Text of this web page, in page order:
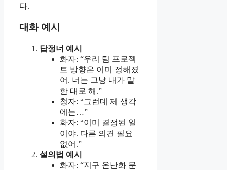
다.
대화 예시
답정너 예시
화자: “우리 팀 프로젝
트 방향은 이미 정해졌
어. 너는 그냥 내가 말
한 대로 해.”
청자: “그런데 제 생각
에는…”
화자: “이미 결정된 일
이야. 다른 의견 필요
없어.”
설의법 예시
화자: “지구 온난화 문